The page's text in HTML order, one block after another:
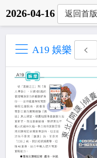
2026-04-16 返回首版
A19 娛樂